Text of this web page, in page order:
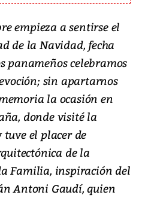
empieza a sentirse el
de la Navidad, fecha
panameños celebramos
sin apartarnos
la ocasión en
donde visité la
el placer de
de la
Familia, inspiración del
Antoni Gaudí, quien